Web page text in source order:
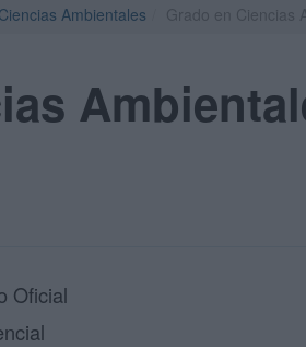
Ciencias Ambientales
Oficial